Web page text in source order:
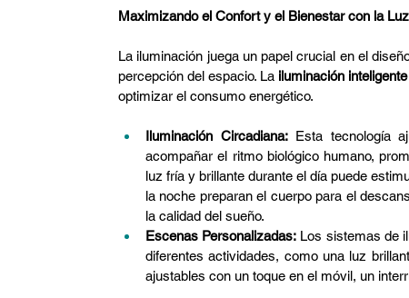
Maximizando el Confort y el Bienestar con la
La iluminación juega un papel crucial en el
percepción del espacio. La iluminación inteligente
optimizar el consumo energético.
Iluminación Circadiana: Esta tecnología
acompañar el ritmo biológico humano,
luz fría y brillante durante el día puede
la noche preparan el cuerpo para el
la calidad del sueño.
Escenas Personalizadas: Los sistemas de
diferentes actividades, como una luz
ajustables con un toque en el móvil, un